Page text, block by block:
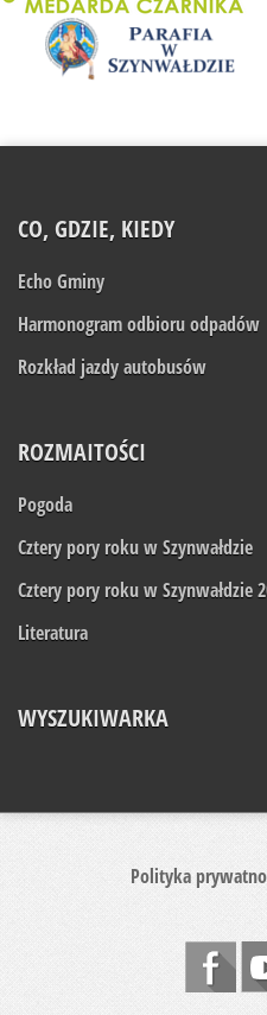
CO, GDZIE, KIEDY
Echo Gminy
Harmonogram odbioru odpadów
Rozkład jazdy autobusów
ROZMAITOŚCI
Pogoda
Cztery pory roku w Szynwałdzie
Cztery pory roku w Szynwałdzie
Literatura
WYSZUKIWARKA
Polityka